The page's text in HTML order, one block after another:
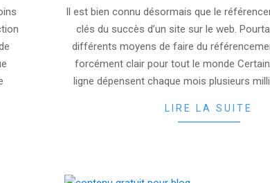
08-
Il est bien connu désormais que le
clés du succès d’un site sur le web.
différents moyens de faire du
forcément clair pour tout le monde
ligne dépensent chaque mois plusieurs
LIRE LA SUITE